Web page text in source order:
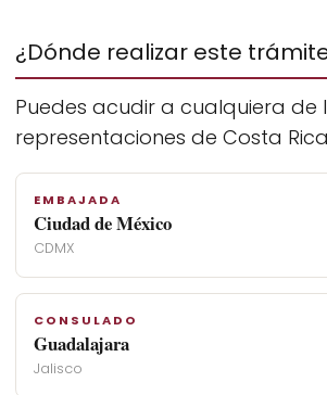
¿Dónde realizar este
Puedes acudir a cualquiera de
representaciones de Costa
EMBAJADA
Ciudad de México
CDMX
CONSULADO
Guadalajara
Jalisco